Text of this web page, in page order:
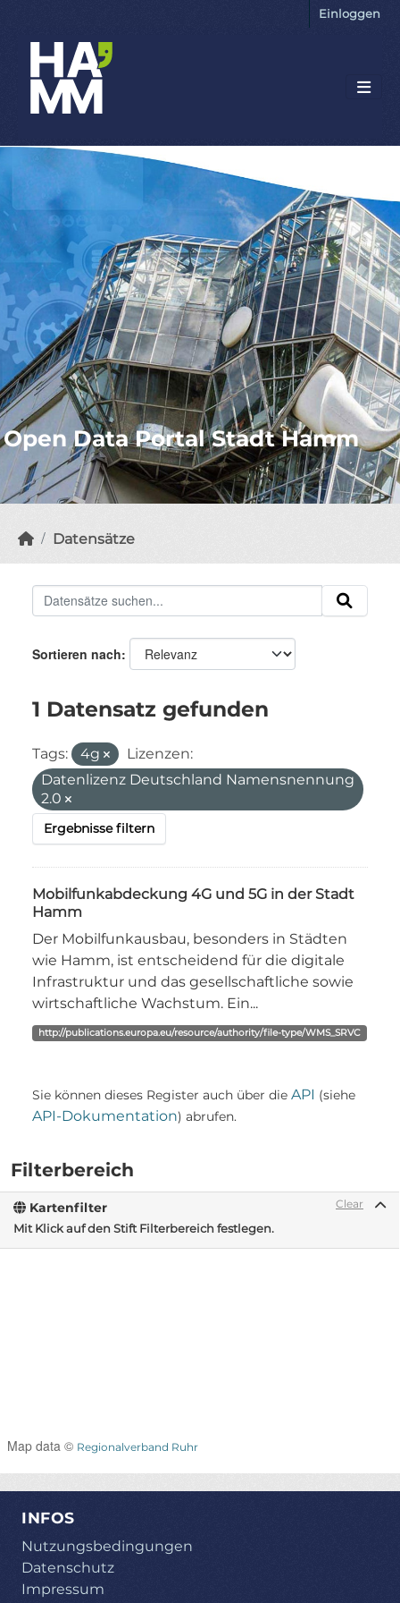
Einloggen
Open Data Portal Stadt Hamm
Datensätze
Filterbereich
Clear
Kartenfilter
Mit Klick auf den Stift Filterbereich festlegen.
Map data © Regionalverband Ruhr
Sortieren nach
1 Datensatz gefunden
Tags: 4g
Lizenzen:
Datenlizenz Deutschland Namensnennung
2.0
Ergebnisse filtern
Mobilfunkabdeckung 4G und 5G in der Stadt
Hamm
Der Mobilfunkausbau, besonders in Städten
wie Hamm, ist entscheidend für die digitale
Infrastruktur und das gesellschaftliche sowie
wirtschaftliche Wachstum. Ein...
http://publications.europa.eu/resource/authority/file-type/WMS_SRVC
Sie können dieses Register auch über die API (siehe
API-Dokumentation) abrufen.
INFOS
Nutzungsbedingungen
Datenschutz
Impressum